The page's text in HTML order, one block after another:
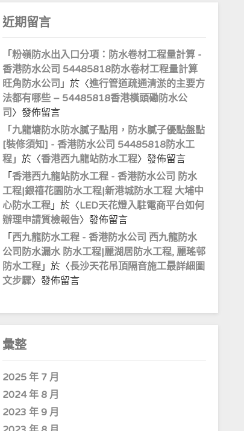
近期留言
「粉嶺防水出入口分項：防水卷材工程量計算 -
香港防水公司 54485818防水卷材工程量計算
旺角防水公司 」於〈進行管道疏通清淤的主要方
法都有哪些 – 54485818香港橫頭磡防水公
司 〉發佈留言
「九龍塘防水防水膩子點用，防水膩子優點盤點
[裝修須知] - 香港防水公司 54485818防水工
程 」於〈香港西九龍站防水工程〉發佈留言
「香港西九龍站防水工程 - 香港防水公司 防水
工程|銀禧花園防水工程|新港城防水工程 大埔中
心防水工程 」於〈LED天花燈入駐電商平台如何
辦理申請質檢報告〉發佈留言
「 西九龍防水工程 - 香港防水公司 西九龍防水
公司防水漏水 防水工程|麗湖居防水工程, 麗瑤邨
防水工程 」於〈長沙天花吊頂隔音施工最詳細圖
文步驟〉發佈留言
彙整
2025 年 7 月
2024 年 8 月
2023 年 9 月